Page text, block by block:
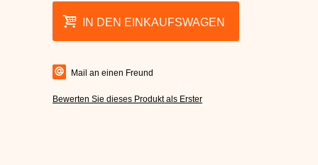
IN DEN EINKAUFSWAGEN
Mail an einen Freund
Bewerten Sie dieses Produkt als Erster